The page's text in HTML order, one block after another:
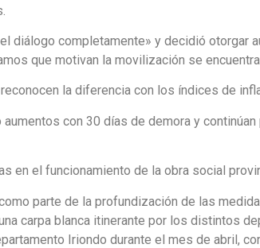
diálogo completamente» y decidió otorgar
que motivan la movilización se
la diferencia con los índices de
con 30 días de demora y continúan
en el funcionamiento de la obra social
parte de la profundización de las
carpa blanca itinerante por los distintos
Iriondo durante el mes de abril,